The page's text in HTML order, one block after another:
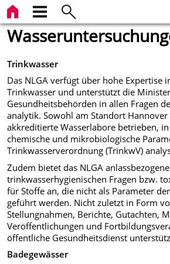
Trinkwasser
Das NLGA verfügt über hohe Expertise
Trinkwasser und unterstützt die
Gesundheitsbehörden in allen Fragen
analytik. Sowohl am Standort
akkreditierte Wasserlabore betrieben,
chemische und mikrobiologische
Trinkwasserverordnung (TrinkwV)
Zudem bietet das NLGA
trinkwasserhygienischen Fragen bzw.
für Stoffe an, die nicht als Parameter
geführt werden. Nicht zuletzt in Form
Stellungnahmen, Berichte, Gutachten,
Veröffentlichungen und
öffentliche Gesundheitsdienst
Badegewässer